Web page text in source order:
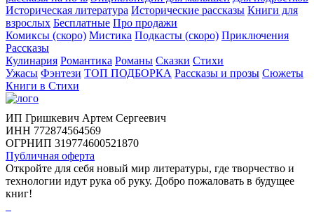
Историческая литература Исторические рассказы Книги для
взрослых Бесплатные Про продажи
Комиксы (скоро) Мистика Подкасты (скоро) Приключения
Рассказы
Кулинария Романтика Романы Сказки Стихи
Ужасы Фэнтези ТОП ПОДБОРКА Рассказы и прозы Сюжеты
Книги в Стихи
ИП Гришкевич Артем Сергеевич
ИНН 772874564569
ОГРНИП 319774600521870
Публичная оферта
Откройте для себя новый мир литературы, где творчество и
технологии идут рука об руку. Добро пожаловать в будущее
книг!